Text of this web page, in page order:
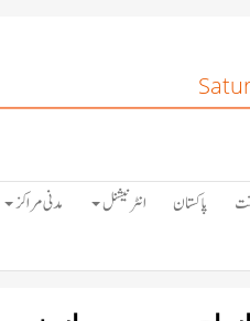
پاکستان انٹرنیشنل مدنی مراکز